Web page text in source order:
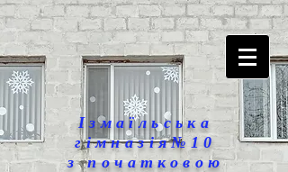
Ізмаїльська
гімназія№10
з початковою